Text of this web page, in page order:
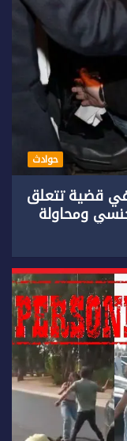
حوادث
قضية تتعلق
جنسي ومحاولة